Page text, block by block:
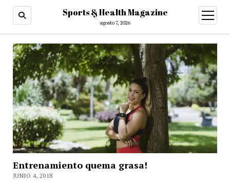
Sports & Health Magazine
agosto 7, 2026
abrir
menú
Entrenamiento quema grasa!
JUNIO 4, 2018